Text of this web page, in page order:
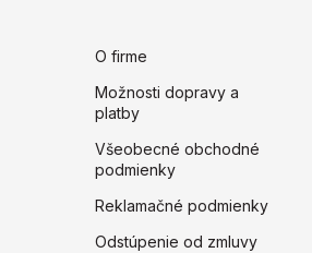
O firme
Možnosti dopravy a
platby
Všeobecné obchodné
podmienky
Reklamačné podmienky
Odstúpenie od zmluvy